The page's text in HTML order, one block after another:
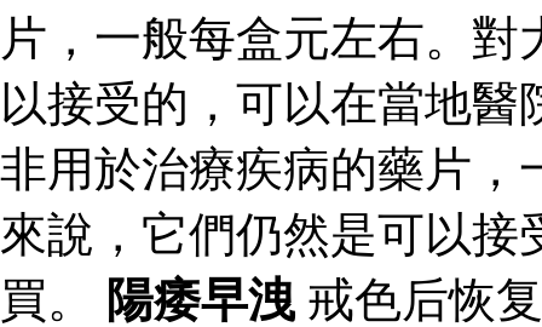
片，一般每盒元左右。
以接受的，可以在當地
非用於治療疾病的藥片，
來說，它們仍然是可以
買。
陽痿早洩 戒色后恢